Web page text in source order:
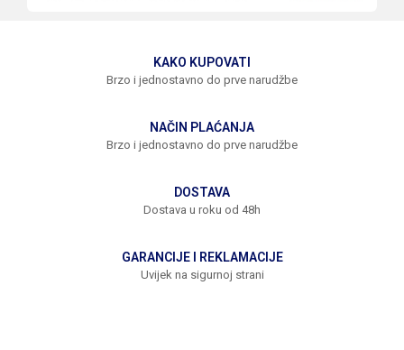
KAKO KUPOVATI
Brzo i jednostavno do prve narudžbe
NAČIN PLAĆANJA
Brzo i jednostavno do prve narudžbe
DOSTAVA
Dostava u roku od 48h
GARANCIJE I REKLAMACIJE
Uvijek na sigurnoj strani